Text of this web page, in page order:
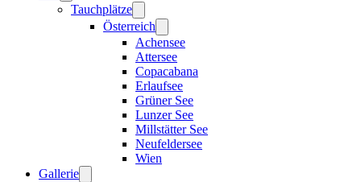
Tauchplätze
Österreich
Achensee
Attersee
Copacabana
Erlaufsee
Grüner See
Lunzer See
Millstätter See
Neufeldersee
Wien
Gallerie